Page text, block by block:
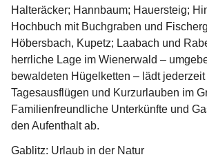
Halteräcker; Hannbaum; Hauersteig;
Hochbuch mit Buchgraben und
Höbersbach, Kupetz; Laabach und
herrliche Lage im Wienerwald –
bewaldeten Hügelketten – lädt jederzeit
Tagesausflügen und Kurzurlauben im
Familienfreundliche Unterkünfte und
den Aufenthalt ab.
Gablitz: Urlaub in der Natur